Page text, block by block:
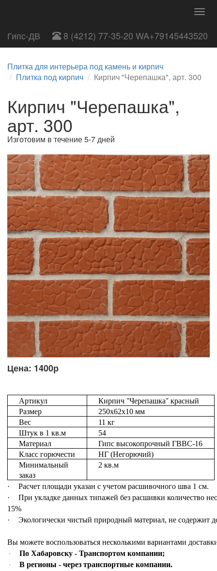
Гипс-ДВ 8 (4212) 77-35-20 WA+79145443520
Плитка для интерьера под камень и кирпич
Плитка под кирпич
Кирпич "Черепашка", арт. 300
Кирпич "Черепашка",
арт. 300
Изготовим в течение 5-7 дней
Цена: 1400р
Артикул Кирпич "Черепашка" красный
Размер 250х62х10мм
Вес
11кг
Штук в 1кв.м 54
Материал Гипс высокопрочный ГВВС-16
Класс горючести НГ (Негорючий)
Минимальный
заказ
2кв.м
· Расчет площади указан с учетом расшивочного шва 1 см.
·
При укладке данных типажей без расшивки количество
15%
·
Экологически чистый природный материал, не содержит
Вы можете воспользоваться несколькими вариантами
· По Хабаровску - Транспортом компании;
· В регионы - через транспортные компании.